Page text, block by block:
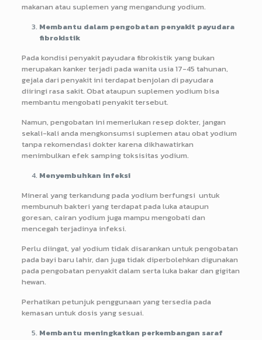
makanan atau suplemen yang mengandung yodium.
Membantu dalam pengobatan penyakit payudara
fibrokistik
Pada kondisi penyakit payudara fibrokistik yang bukan
merupakan kanker terjadi pada wanita usia 17-45 tahunan,
gejala dari penyakit ini terdapat benjolan di payudara
diiringi rasa sakit. Obat ataupun suplemen yodium bisa
membantu mengobati penyakit tersebut.
Namun, pengobatan ini memerlukan resep dokter, jangan
sekali-kali anda mengkonsumsi suplemen atau obat yodium
tanpa rekomendasi dokter karena dikhawatirkan
menimbulkan efek samping toksisitas yodium.
Menyembuhkan infeksi
Mineral yang terkandung pada yodium berfungsi untuk
membunuh bakteri yang terdapat pada luka ataupun
goresan, cairan yodium juga mampu mengobati dan
mencegah terjadinya infeksi.
Perlu diingat, ya! yodium tidak disarankan untuk pengobatan
pada bayi baru lahir, dan juga tidak diperbolehkan digunakan
pada pengobatan penyakit dalam serta luka bakar dan gigitan
hewan.
Perhatikan petunjuk penggunaan yang tersedia pada
kemasan untuk dosis yang sesuai.
Membantu meningkatkan perkembangan saraf